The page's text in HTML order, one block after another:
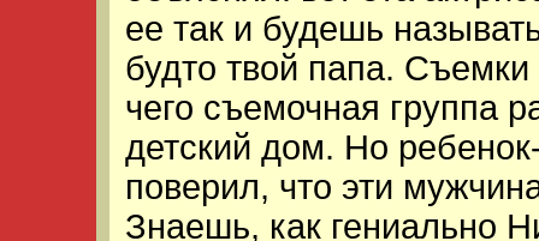
ее так и будешь
будто твой папа.
чего съемочная группа
детский дом. Но
поверил, что эти
Знаешь, как гениально